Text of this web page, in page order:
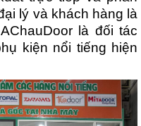
lý và khách hàng là
là đối tác
kiện nổi tiếng hiện